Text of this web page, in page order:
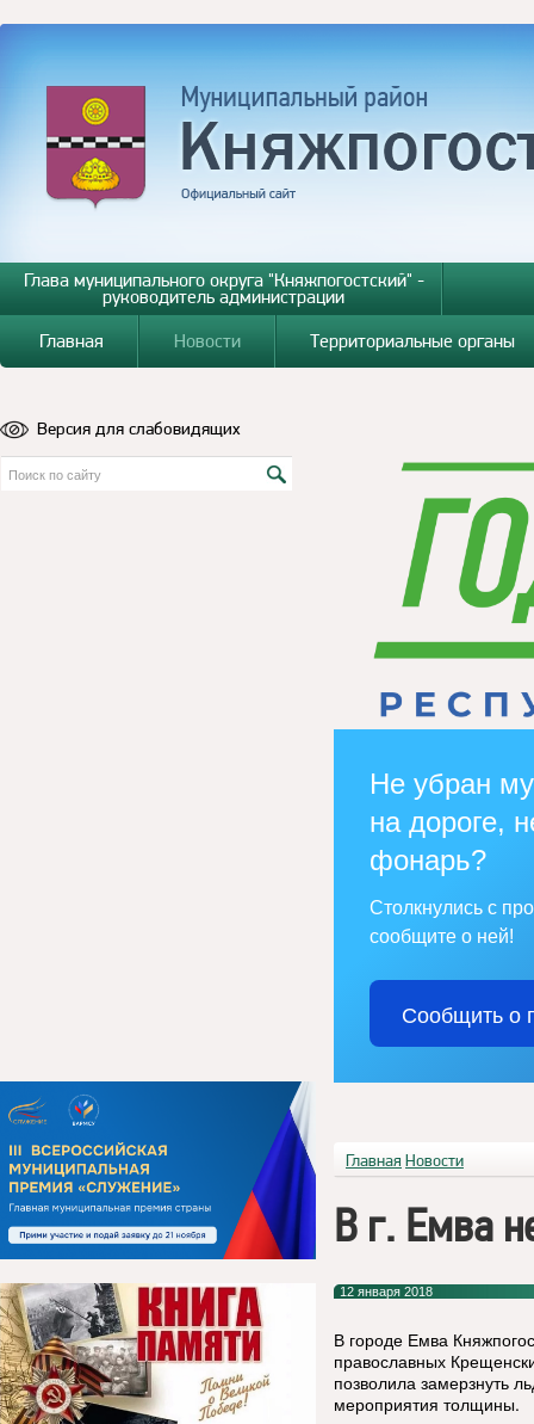
Глава муниципального округа "Княжпогостский" -
руководитель администрации
Главная
Новости Территориальные органы
Версия для слабовидящих
Не убран
на дороге,
фонарь?
Столкнулись с
сообщите о ней!
Сообщить о
Главная Новости
В г. Емва
12 января 2018
В городе Емва
православных
позволила замерзнуть
мероприятия толщины.